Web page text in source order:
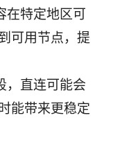
在特定地区可
可用节点，提
，直连可能会
能带来更稳定